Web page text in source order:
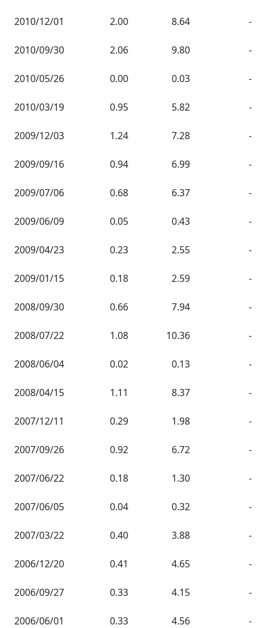
2010/12/01 2.00 8.64 -
2010/09/30 2.06 9.80 -
2010/05/26 0.00 0.03 -
2010/03/19 0.95 5.82 -
2009/12/03 1.24 7.28 -
2009/09/16 0.94 6.99 -
2009/07/06 0.68 6.37 -
2009/06/09 0.05 0.43 -
2009/04/23 0.23 2.55 -
2009/01/15 0.18 2.59 -
2008/09/30 0.66 7.94 -
2008/07/22 1.08 10.36 -
2008/06/04 0.02 0.13 -
2008/04/15 1.11 8.37 -
2007/12/11 0.29 1.98 -
2007/09/26 0.92 6.72 -
2007/06/22 0.18 1.30 -
2007/06/05 0.04 0.32 -
2007/03/22 0.40 3.88 -
2006/12/20 0.41 4.65 -
2006/09/27 0.33 4.15 -
2006/06/01 0.33 4.56 -